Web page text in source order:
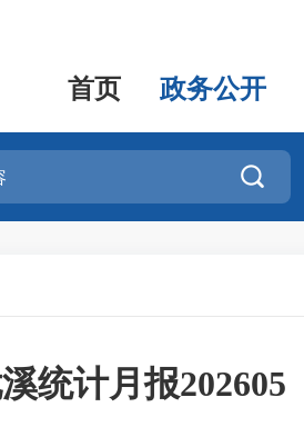
首页 政务公开

统计月报202605